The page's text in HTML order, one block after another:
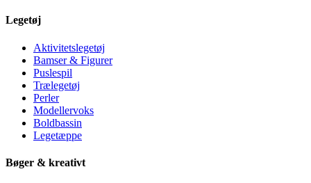
Legetøj
Aktivitetslegetøj
Bamser & Figurer
Puslespil
Trælegetøj
Perler
Modellervoks
Boldbassin
Legetæppe
Bøger & kreativt